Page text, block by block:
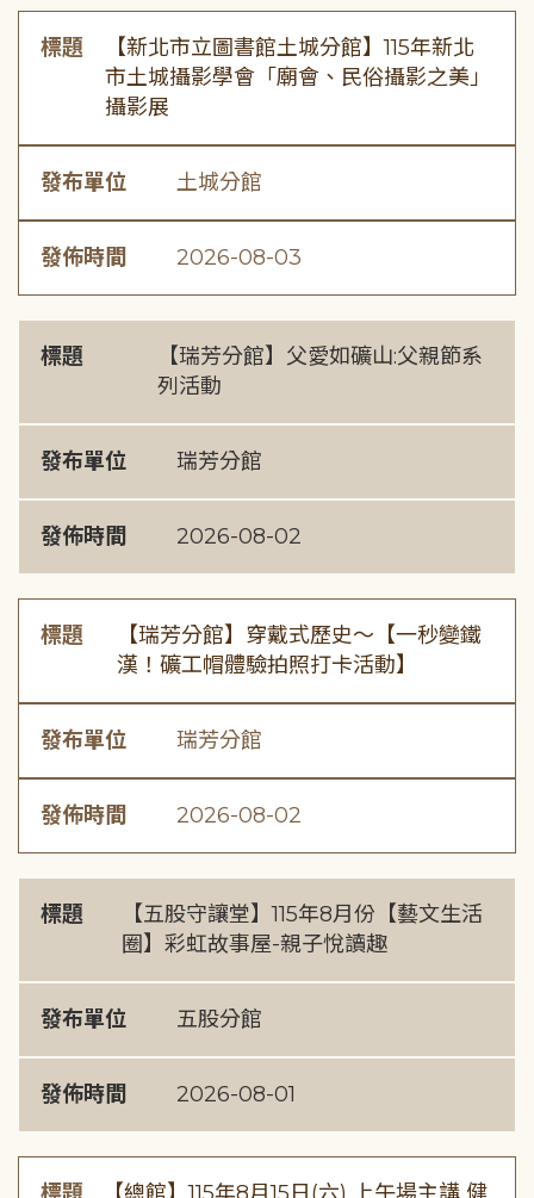
標題
【新北市立圖書館土城分館】115年新北
市土城攝影學會「廟會、民俗攝影之美」
攝影展
發布單位 土城分館
發佈時間 2026-08-03
標題
【瑞芳分館】父愛如礦山:父親節系
列活動
發布單位 瑞芳分館
發佈時間 2026-08-02
標題
【瑞芳分館】穿戴式歷史〜【一秒變鐵
漢！礦工帽體驗拍照打卡活動】
發布單位 瑞芳分館
發佈時間 2026-08-02
標題
【五股守讓堂】115年8月份【藝文生活
圈】彩虹故事屋-親子悅讀趣
發布單位 五股分館
發佈時間 2026-08-01